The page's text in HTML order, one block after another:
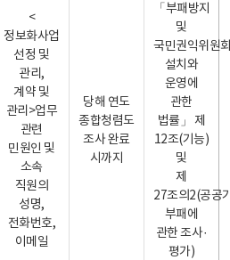
<
정보화사업
선정 및
관리,
계약 및
관리>업무
관련
민원인 및
소속
직원의
성명,
전화번호,
이메일
당해 연도
종합청렴도
조사 완료
시까지
「부패방지
및
국민권익위원
설치와
운영에
관한
법률」 제
12조(기능)
및
제
27조의2(공공
부패에
관한 조사·
평가)